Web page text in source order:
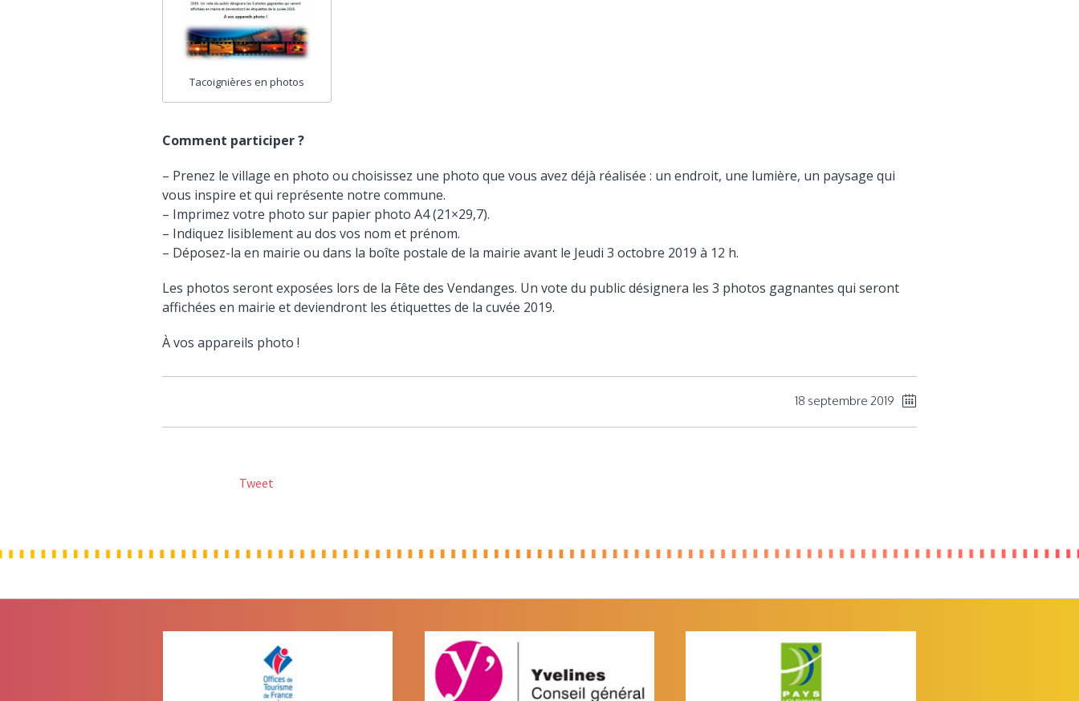
Tacoignières en photos
Comment participer ?
– Prenez le village en photo ou choisissez une photo que vous avez déjà réalisée : un endroit, une lumière, un paysage qui
vous inspire et qui représente notre commune.
– Imprimez votre photo sur papier photo A4 (21×29,7).
– Indiquez lisiblement au dos vos nom et prénom.
– Déposez-la en mairie ou dans la boîte postale de la mairie avant le Jeudi 3 octobre 2019 à 12 h.
Les photos seront exposées lors de la Fête des Vendanges. Un vote du public désignera les 3 photos gagnantes qui seront
affichées en mairie et deviendront les étiquettes de la cuvée 2019.
À vos appareils photo !
18 septembre 2019
Tweet